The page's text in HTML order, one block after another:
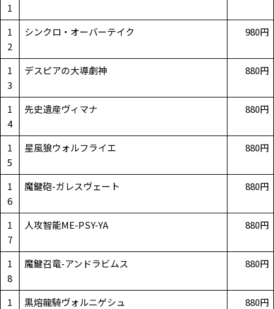
1
1
2
シンクロ・オーバーテイク 980円
1
3
デスピアの大導劇神 880円
1
4
先史遺産ヴィマナ 880円
1
5
星風狼ウォルフライエ 880円
1
6
魔鍵砲-ガレスヴェート 880円
1
7
人攻智能ME-PSY-YA 880円
1
8
魔鍵召竜-アンドラビムス 880円
1
黒熔龍騎ヴォルニゲシュ 880円